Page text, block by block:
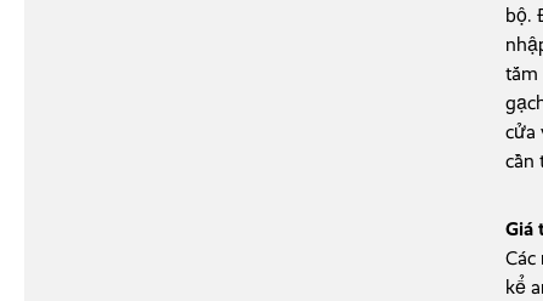
bộ.
tắm
cửa
cần
Giá
kể